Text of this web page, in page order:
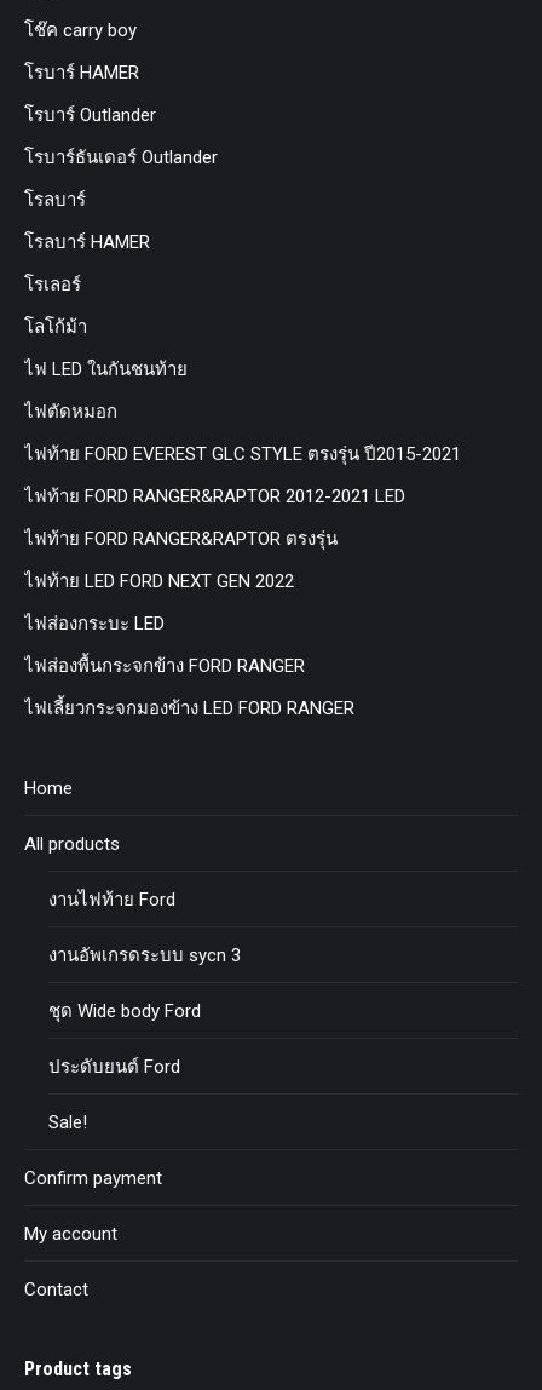
โช๊ค carry boy
โรบาร์ HAMER
โรบาร์ Outlander
โรบาร์ธันเดอร์ Outlander
โรลบาร์
โรลบาร์ HAMER
โรเลอร์
โลโก้ม้า
ไฟ LED ในกันชนท้าย
ไฟตัดหมอก
ไฟท้าย FORD EVEREST GLC STYLE ตรงรุ่น ปี2015-2021
ไฟท้าย FORD RANGER&RAPTOR 2012-2021 LED
ไฟท้าย FORD RANGER&RAPTOR ตรงรุ่น
ไฟท้าย LED FORD NEXT GEN 2022
ไฟส่องกระบะ LED
ไฟส่องพื้นกระจกข้าง FORD RANGER
ไฟเลี้ยวกระจกมองข้าง LED FORD RANGER
Home
All products
งานไฟท้าย Ford
งานอัพเกรดระบบ sycn 3
ชุด Wide body Ford
ประดับยนต์ Ford
Sale!
Confirm payment
My account
Contact
Product tags